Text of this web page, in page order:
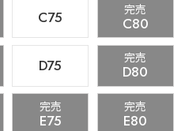
C75 完売
C80
D75 完売
D80
完売
E75
完売
E80